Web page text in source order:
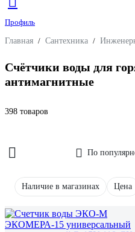
Профиль
Главная / Сантехника /
Счётчики воды для
антимагнитные
398 товаров
По
Наличие в магазинах Цена